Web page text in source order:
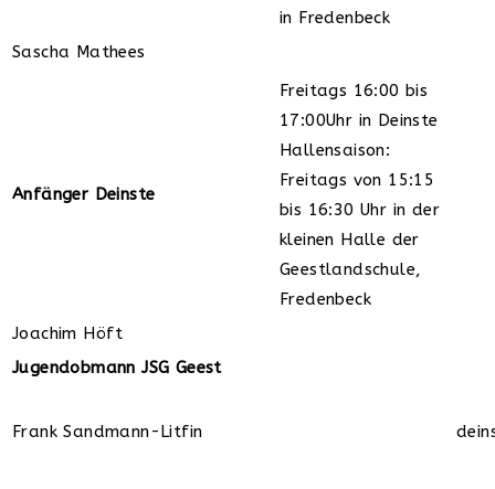
in Fredenbeck
Sascha Mathees
Anfänger Deinste
Freitags 16:00 bis
17:00Uhr in Deinste
Hallensaison:
Freitags von 15:15
bis 16:30 Uhr in der
kleinen Halle der
Geestlandschule,
Fredenbeck
Joachim Höft
Jugendobmann JSG Geest
Frank Sandmann-Litfin